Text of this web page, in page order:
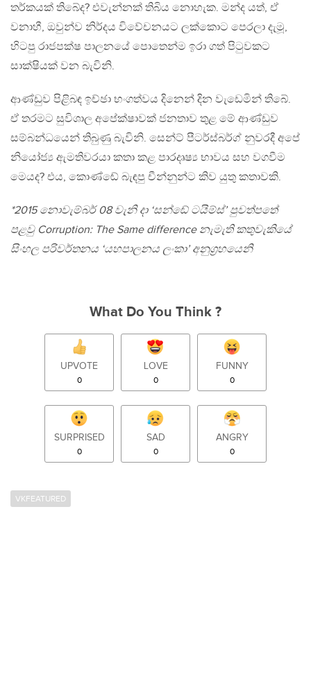
තර්කයක් තිබේද? එවැන්නක් තිබිය නොහැක. මන්ද යත්, ඒ
වනාහී, ඔවුන්ව නිර්දය විවේචනයට ලක්කොට පෙරලා දැමූ,
හිටපු රාජපක්ෂ පාලනයේ පොතෙන්ම ඉරා ගත් පිටුවකට
සාක්ෂියක් වන බැවිනි.
ආණ්ඩුව පිළිබඳ ඉච්ඡා භංගත්වය දිනෙන් දින වැඩෙමින් තිබේ.
ඒ තරමට සුවිශාල අපේක්ෂාවක් ජනතාව තුළ මේ ආණ්ඩුව
සම්බන්ධයෙන් තිබුණු බැවිනි. සෙන්ට් පීටර්ස්බර්ග් නුවරදී අපේ
නියෝජ්‍ය ඇමතිවරයා කතා කළ පාරදෘෂ්‍ය භාවය සහ වගවීම
මෙයද? එය, කොණ්ඬේ බැඳපු චීන්නුන්ට කිව යුතු කතාවකි.
*2015 නොවැම්බර් 08 වැනි දා ‘සන්ඬේ ටයිම්ස්’ පුවත්පතේ
පළවු Corruption: The Same difference නැමැති කතුවැකියේ
සිංහල පරිවර්තනය ‘යහපාලනය ලංකා’ අනුග‍්‍රහයෙනි
What Do You Think ?
UPVOTE
0
LOVE
0
FUNNY
0
SURPRISED
0
SAD
0
ANGRY
0
VKFEATURED